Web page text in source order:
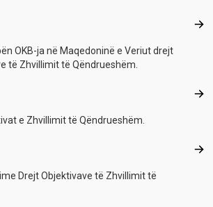
OKB-ja në Maqedoninë e Veriut drejt
të Zhvillimit të Qëndrueshëm.
e Zhvillimit të Qëndrueshëm.
Drejt Objektivave të Zhvillimit të